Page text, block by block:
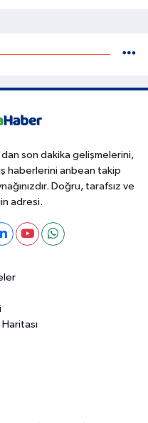
son dakika gelişmelerini,
haberlerini anbean takip
Doğru, tarafsız ve
adresi.